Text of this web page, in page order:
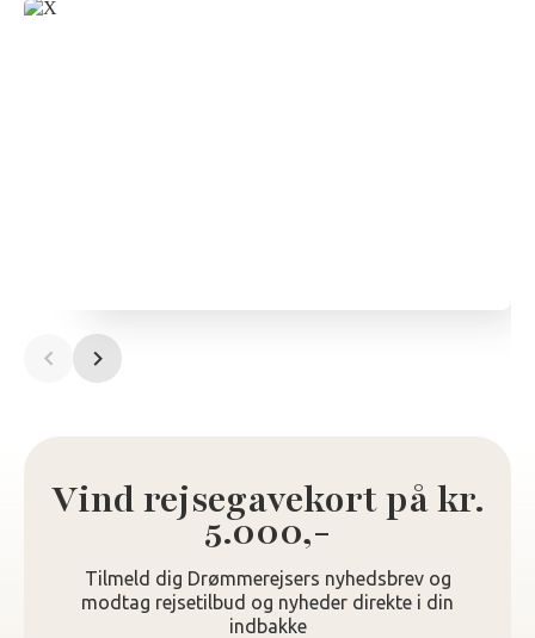
Vind rejsegavekort på kr.
5.000,-
Tilmeld dig Drømmerejsers nyhedsbrev og
modtag rejsetilbud og nyheder direkte i din
indbakke